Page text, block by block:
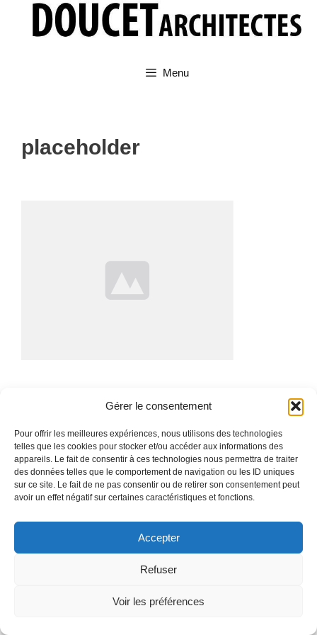
Gérer le consentement
Pour offrir les meilleures expériences, nous utilisons des technologies
telles que les cookies pour stocker et/ou accéder aux informations des
appareils. Le fait de consentir à ces technologies nous permettra de traiter
des données telles que le comportement de navigation ou les ID uniques
sur ce site. Le fait de ne pas consentir ou de retirer son consentement peut
avoir un effet négatif sur certaines caractéristiques et fonctions.
Accepter
Refuser
Voir les préférences
contenu
Menu
placeholder
© 2025 DOUCETarchitectes GeneratePress